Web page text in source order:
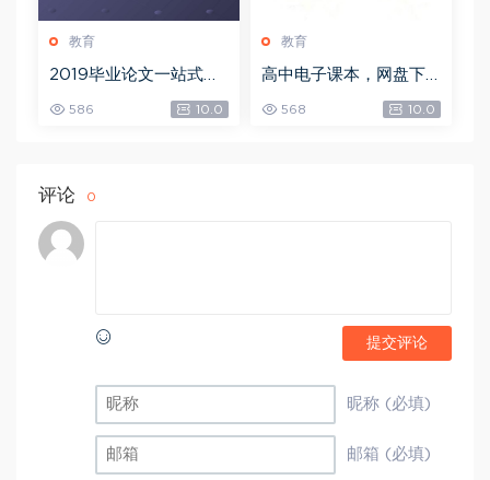
教育
2019毕业论文一站式解
8G)
586 10.0
教育
高中电子课本，网盘下
568 10.0
评论 0
提交评论
昵称 (必填)
邮箱 (必填)